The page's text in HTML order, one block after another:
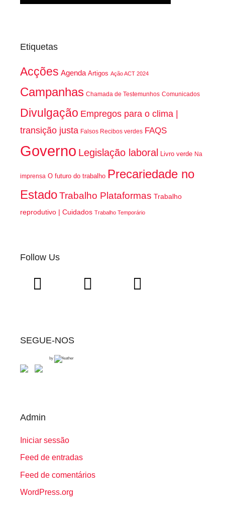
Etiquetas
Acções Agenda Artigos Ação ACT 2024
Campanhas Chamada de Testemunhos Comunicados
Divulgação Empregos para o clima |
transição justa Falsos Recibos verdes FAQS
Governo Legislação laboral Livro verde Na
imprensa O futuro do trabalho Precariedade no
EstadoTrabalho Plataformas Trabalho
reprodutivo | Cuidados Trabalho Temporário
Follow Us
SEGUE-NOS
by
Admin
Iniciar sessão
Feed de entradas
Feed de comentários
WordPress.org